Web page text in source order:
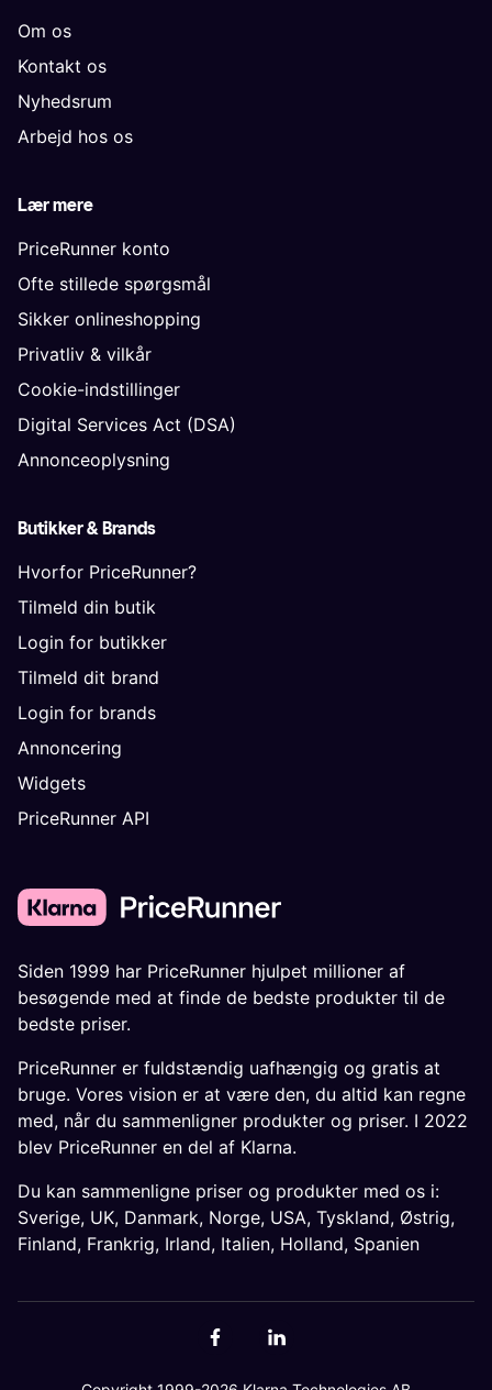
Om os
Kontakt os
Nyhedsrum
Arbejd hos os
Lær mere
PriceRunner konto
Ofte stillede spørgsmål
Sikker onlineshopping
Privatliv & vilkår
Cookie-indstillinger
Digital Services Act (DSA)
Annonceoplysning
Butikker & Brands
Hvorfor PriceRunner?
Tilmeld din butik
Login for butikker
Tilmeld dit brand
Login for brands
Annoncering
Widgets
PriceRunner API
Siden 1999 har PriceRunner hjulpet millioner af
besøgende med at finde de bedste produkter til de
bedste priser.
PriceRunner er fuldstændig uafhængig og gratis at
bruge. Vores vision er at være den, du altid kan regne
med, når du sammenligner produkter og priser. I 2022
blev PriceRunner en del af Klarna.
Du kan sammenligne priser og produkter med os i:
Sverige, UK, Danmark, Norge, USA, Tyskland, Østrig,
Finland, Frankrig, Irland, Italien, Holland, Spanien